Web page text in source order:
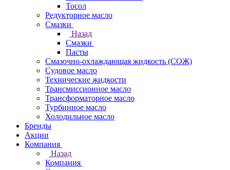
Тосол
Редукторное масло
Смазки
Назад
Смазки
Пасты
Смазочно-охлаждающая жидкость (СОЖ)
Судовое масло
Технические жидкости
Трансмиссионное масло
Трансформаторное масло
Турбинное масло
Холодильное масло
Бренды
Акции
Компания
Назад
Компания